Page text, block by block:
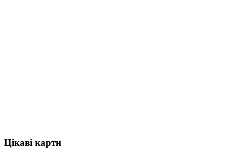
Цікаві карти